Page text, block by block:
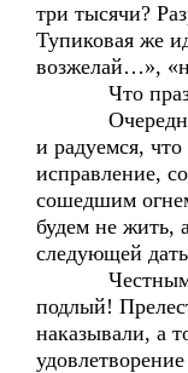
три тысячи?
Тупиковая же
возжелай…»,
Что
Очередной
и радуемся,
исправление,
сошедшим
будем не жить,
следующей
Честным-то
подлый!
наказывали, а